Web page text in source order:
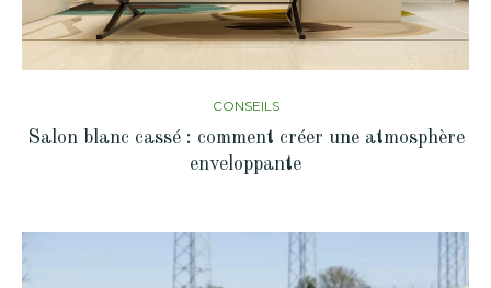
CONSEILS
Salon blanc cassé : comment créer une atmosphère
enveloppante